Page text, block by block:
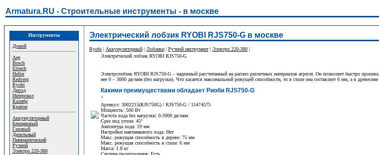
Armatura.RU - Строительные инструменты - в москве
Инструменты
Домой
Aeg
Bosch
Elitech
Heller
Redverg
Ryobi
Диолд
Интерскол
Калибр
Кратон
Аккумуляторный
Бензиновый
Газовый
Дизельный
Пневматический
Ручной
Электро 220-380
Электрический лобзик RYOBI RJS750-G в москве
Ryobi | Аккумуляторный | Лобзики | Ручной инструмент| Электро 220-380 |
Электрический лобзик RYOBI RJS750-G
Электролобзик RYOBI RJS750-G – надежный рассчитанный на распил различных материалов агрегат. Он позволяет быстро
нее 0 – 3000 дв/мин (без нагрузки). Что касается максимальной режущей способности, то в стали она составляет 6 мм, а в
Какими преимуществами обладает Риоби RJS750-G
<
Артикул: 3002215(RJS750G) / RJS750-G / 15474575
Мощность: 500 Вт
Частота хода без нагрузки: 0-3000 дв/мин
Срез под углом: 45°
Амплитуда хода: 19 мм
Настройки маятникового хода: Нет
Макс. режущая способность в дереве: 75 мм
Макс. режущая способность в стали: 6 мм
Масса: 1.8 кг
Система пылеудаления: Есть